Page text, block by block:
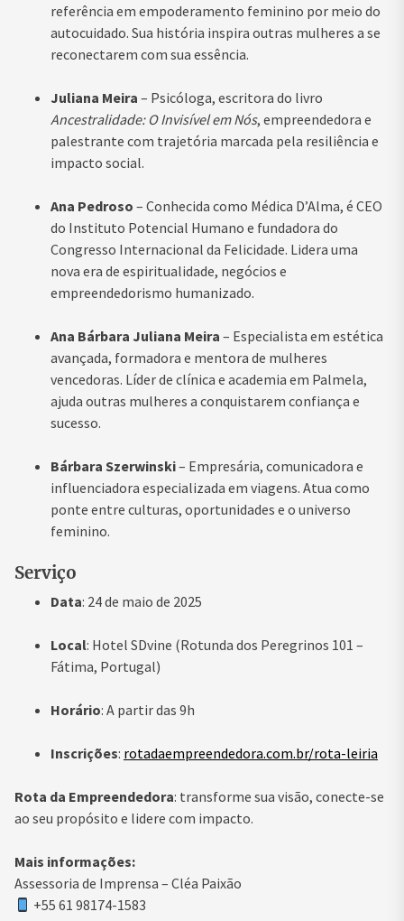
referência em empoderamento feminino por meio do
autocuidado. Sua história inspira outras mulheres a se
reconectarem com sua essência.
Juliana Meira – Psicóloga, escritora do livro
Ancestralidade: O Invisível em Nós, empreendedora e
palestrante com trajetória marcada pela resiliência e
impacto social.
Ana Pedroso – Conhecida como Médica D’Alma, é CEO
do Instituto Potencial Humano e fundadora do
Congresso Internacional da Felicidade. Lidera uma
nova era de espiritualidade, negócios e
empreendedorismo humanizado.
Ana Bárbara Juliana Meira – Especialista em estética
avançada, formadora e mentora de mulheres
vencedoras. Líder de clínica e academia em Palmela,
ajuda outras mulheres a conquistarem confiança e
sucesso.
Bárbara Szerwinski– Empresária, comunicadora e
influenciadora especializada em viagens. Atua como
ponte entre culturas, oportunidades e o universo
feminino.
Serviço
Data: 24 de maio de 2025
Local: Hotel SDvine (Rotunda dos Peregrinos 101 –
Fátima, Portugal)
Horário: A partir das 9h
Inscrições: rotadaempreendedora.com.br/rota-leiria
Rota da Empreendedora: transforme sua visão, conecte-se
ao seu propósito e lidere com impacto.
Mais informações:
Assessoria de Imprensa – Cléa Paixão
+55 61 98174-1583